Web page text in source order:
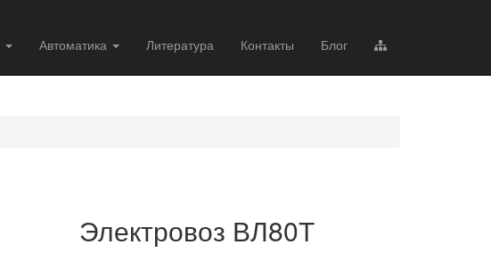
Автоматика Литература Контакты Блог
Электровоз ВЛ80Т